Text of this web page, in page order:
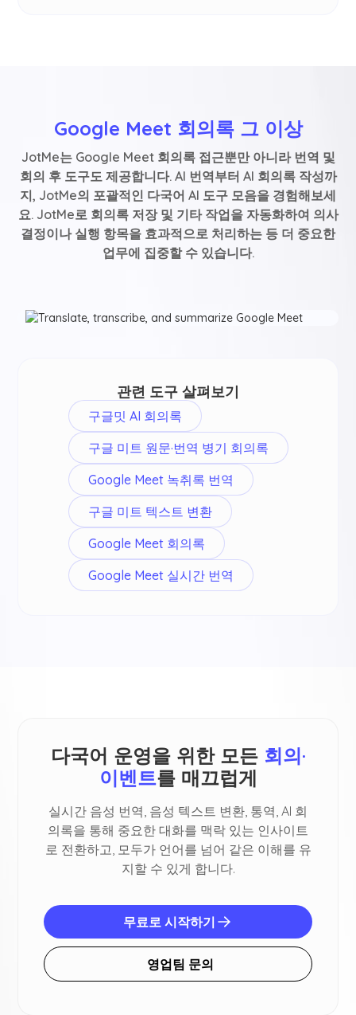
Google Meet 회의록 그 이상
JotMe는 Google Meet 회의록 접근뿐만 아니라 번역 및
회의 후 도구도 제공합니다. AI 번역부터 AI 회의록 작성까
지, JotMe의 포괄적인 다국어 AI 도구 모음을 경험해보세
요. JotMe로 회의록 저장 및 기타 작업을 자동화하여 의사
결정이나 실행 항목을 효과적으로 처리하는 등 더 중요한
업무에 집중할 수 있습니다.
관련 도구 살펴보기
구글밋 AI 회의록
구글 미트 원문·번역 병기 회의록
Google Meet 녹취록 번역
구글 미트 텍스트 변환
Google Meet 회의록
Google Meet 실시간 번역
다국어 운영을 위한 모든 회의·
이벤트를 매끄럽게
실시간 음성 번역, 음성 텍스트 변환, 통역, AI 회
의록을 통해 중요한 대화를 맥락 있는 인사이트
로 전환하고, 모두가 언어를 넘어 같은 이해를 유
지할 수 있게 합니다.
무료로 시작하기
영업팀 문의